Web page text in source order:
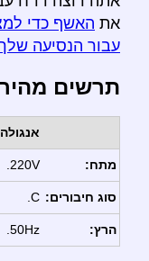
את האשף כדי
עבור הנסיעה
תרשים
אנגולה
מתח: 220V.
סוג חיבורים: C.
הרץ: 50Hz.